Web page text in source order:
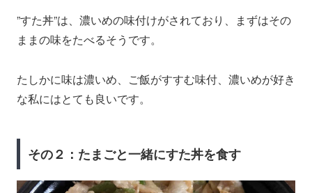
”すた丼”は、濃いめの味付けがされており、まずはその
ままの味をたべるそうです。
たしかに味は濃いめ、ご飯がすすむ味付、濃いめが好き
な私にはとても良いです。
その２：たまごと一緒にすた丼を食す